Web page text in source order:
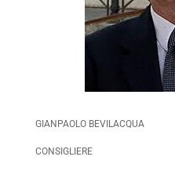
GIANPAOLO BEVILACQUA
CONSIGLIERE